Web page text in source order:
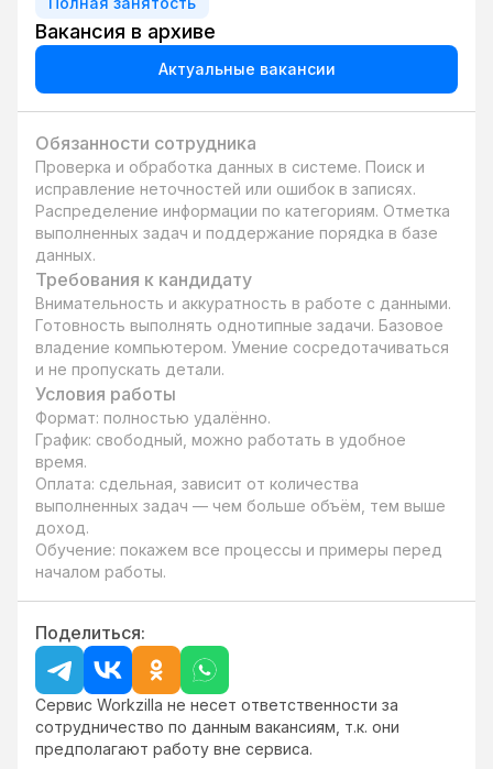
Вакансия в архиве
Актуальные вакансии
Обязанности сотрудника
Проверка и обработка данных в системе. Поиск и
исправление неточностей или ошибок в записях.
Распределение информации по категориям. Отметка
выполненных задач и поддержание порядка в базе
данных.
Требования к кандидату
Внимательность и аккуратность в работе с данными.
Готовность выполнять однотипные задачи. Базовое
владение компьютером. Умение сосредотачиваться
и не пропускать детали.
Условия работы
Формат: полностью удалённо.
График: свободный, можно работать в удобное
время.
Оплата: сдельная, зависит от количества
выполненных задач — чем больше объём, тем выше
доход.
Обучение: покажем все процессы и примеры перед
началом работы.
Поделиться:
Сервис Workzilla не несет ответственности за
сотрудничество по данным вакансиям, т.к. они
предполагают работу вне сервиса.